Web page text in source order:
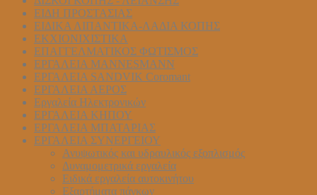
ΕΙΔΗ ΠΡΟΣΤΑΣΙΑΣ
ΕΙΔΙΚΑ ΛΙΠΑΝΤΙΚΑ-ΛΑΔΙΑ ΚΟΠΗΣ
ΕΚΧΙΟΝΙΧΙΣΤΙΚΑ
ΕΠΑΓΓΕΛΜΑΤΙΚΟΣ ΦΩΤΙΣΜΟΣ
ΕΡΓΑΛΕΙΑ MANNESMANN
ΕΡΓΑΛΕΙΑ SANDVIK Coromant
ΕΡΓΑΛΕΙΑ ΑΕΡΟΣ
Εργαλεία Ηλεκτρονικών
ΕΡΓΑΛΕΙΑ ΚΗΠΟΥ
ΕΡΓΑΛΕΙΑ ΜΠΑΤΑΡΙΑΣ
ΕΡΓΑΛΕΙΑ ΣΥΝΕΡΓΕΙΟΥ
Ανυψωτικός και υδραυλικός εξοπλισμός
Δυναμομετρικά εργαλεία
Ειδικά εργαλεία αυτοκινήτου
Εξαρτήματα πάγκων